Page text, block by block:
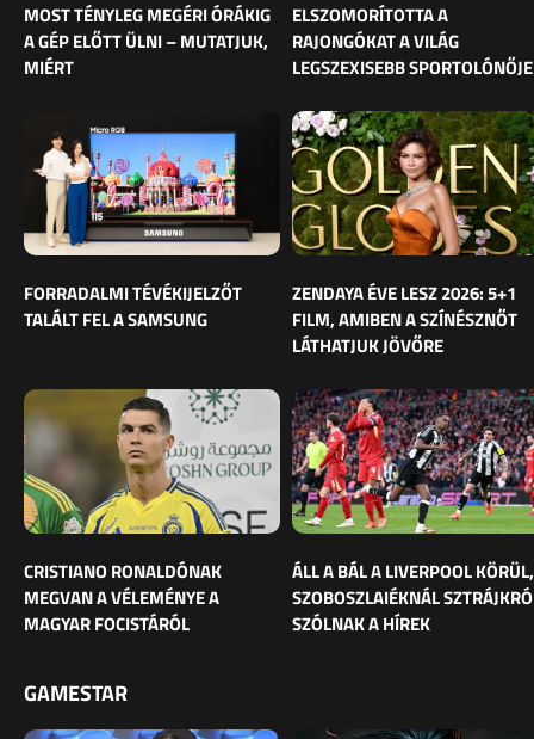
MOST TÉNYLEG MEGÉRI ÓRÁKIG
A GÉP ELŐTT ÜLNI – MUTATJUK,
MIÉRT
ELSZOMORÍTOTTA A
RAJONGÓKAT A VILÁG
LEGSZEXISEBB SPORTOLÓNŐJE
FORRADALMI TÉVÉKIJELZŐT
TALÁLT FEL A SAMSUNG
ZENDAYA ÉVE LESZ 2026: 5+1
FILM, AMIBEN A SZÍNÉSZNŐT
LÁTHATJUK JÖVŐRE
CRISTIANO RONALDÓNAK
MEGVAN A VÉLEMÉNYE A
MAGYAR FOCISTÁRÓL
ÁLL A BÁL A LIVERPOOL KÖRÜL,
SZOBOSZLAIÉKNÁL
SZÓLNAK A HÍREK
GAMESTAR